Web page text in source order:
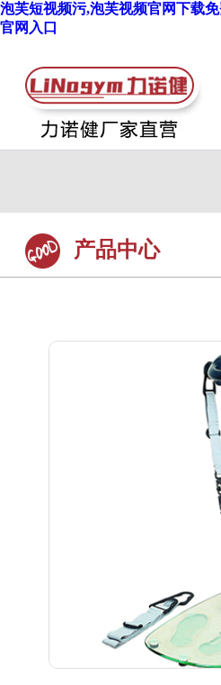
泡芙短视频污,泡芙视频官网下载
官网入口
产品中心